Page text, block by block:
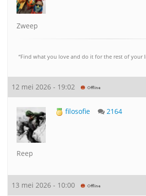
Zweep
“Find what you love and do it for the rest of your
12 mei 2026 - 19:02
filosofie 2164
Reep
13 mei 2026 - 10:00